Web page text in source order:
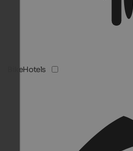
BikeHotels